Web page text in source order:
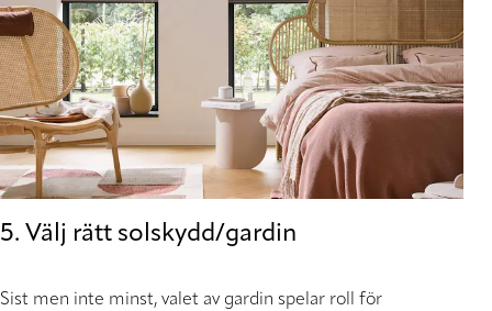
5. Välj rätt solskydd/gardin
Sist men inte minst, valet av gardin spelar roll för